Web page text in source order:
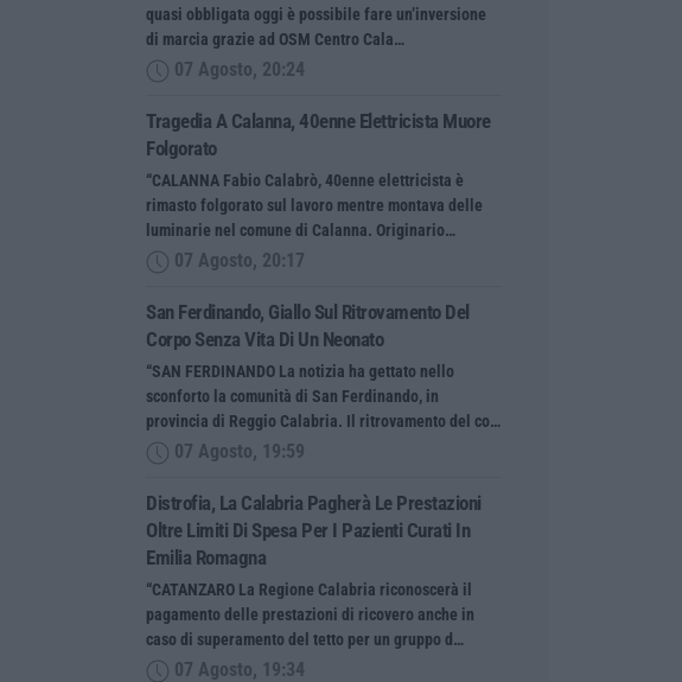
quasi obbligata oggi è possibile fare un’inversione
di marcia grazie ad OSM Centro Cala…
07 Agosto, 20:24
Tragedia A Calanna, 40enne Elettricista Muore
Folgorato
“CALANNA Fabio Calabrò, 40enne elettricista è
rimasto folgorato sul lavoro mentre montava delle
luminarie nel comune di Calanna. Originario…
07 Agosto, 20:17
San Ferdinando, Giallo Sul Ritrovamento Del
Corpo Senza Vita Di Un Neonato
“SAN FERDINANDO La notizia ha gettato nello
sconforto la comunità di San Ferdinando, in
provincia di Reggio Calabria. Il ritrovamento del co…
07 Agosto, 19:59
Distrofia, La Calabria Pagherà Le Prestazioni
Oltre Limiti Di Spesa Per I Pazienti Curati In
Emilia Romagna
“CATANZARO La Regione Calabria riconoscerà il
pagamento delle prestazioni di ricovero anche in
caso di superamento del tetto per un gruppo d…
07 Agosto, 19:34